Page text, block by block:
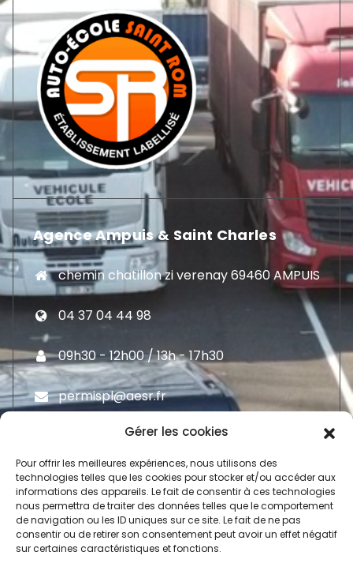
Gérer les cookies
Pour offrir les meilleures expériences, nous utilisons des
technologies telles que les cookies pour stocker et/ou accéder aux
informations des appareils. Le fait de consentir à ces technologies
nous permettra de traiter des données telles que le comportement
de navigation ou les ID uniques sur ce site. Le fait de ne pas
consentir ou de retirer son consentement peut avoir un effet négatif
sur certaines caractéristiques et fonctions.
Agence Ampuis & Saint Charles
chemin chatillon zi verenay 69460 AMPUIS
04 37 04 44 98
09h30 - 12h00 / 13h - 17h30
permispl@aesr.fr
Moyen De Paiement